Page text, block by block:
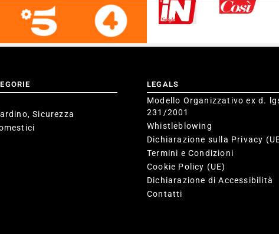
Sicurezza
LEGALS
Modello Organizzativo ex d.
231/2001
Whistleblowing
Dichiarazione sulla Privacy
Termini e Condizioni
Cookie Policy (UE)
Dichiarazione di Accessibilità
Contatti